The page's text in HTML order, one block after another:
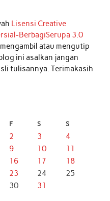
Lisensi Creative
BerbagiSerupa 3.0
atau mengutip
ini asalkan jangan
tulisannya. Terimakasih
F S S
2 3
4
9 10
11
16 17
18
23 24
25
30
31